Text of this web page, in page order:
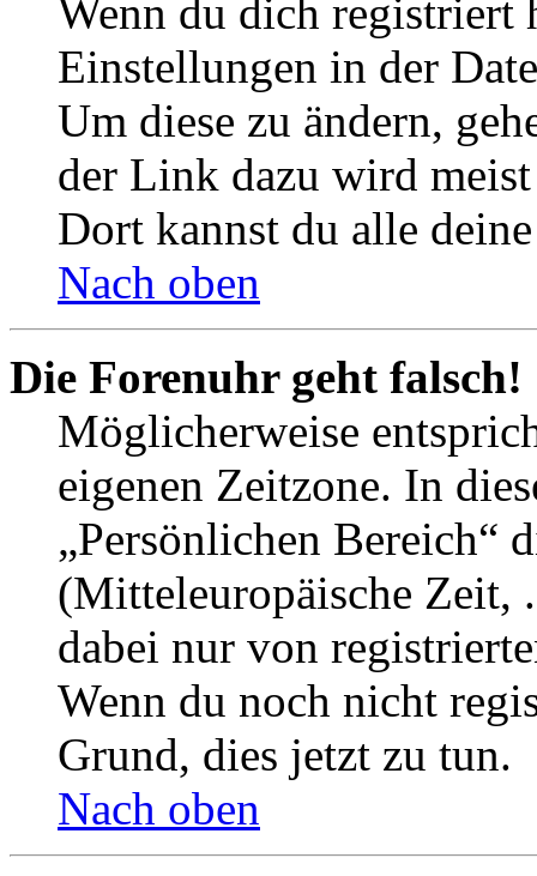
Wenn du dich registriert
Einstellungen in der
Um diese zu ändern,
der Link dazu wird
Dort kannst du alle
Nach oben
Die Forenuhr geht falsch!
Möglicherweise
eigenen Zeitzone. In
„Persönlichen Bereich“
(Mitteleuropäische Zeit,
dabei nur von
Wenn du noch nicht
Grund, dies jetzt zu tun.
Nach oben